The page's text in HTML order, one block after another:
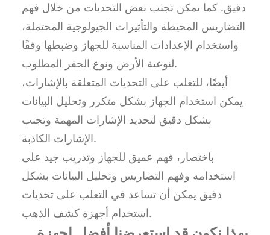
دقيق. كما يمكن تجنب بعض التحديات من خلال فهم
التضاريس المحيطة والتأثيرات الجيولوجية المحتملة،
واستخدام الإعدادات المناسبة للجهاز وضبطها وفقًا
لنوعية الأرض ونوع الحفر المطلوب.
أيضًا، للتغلب على التحديات المتعلقة بالإشارات،
يمكن استخدام الجهاز بشكل متكرر وتحليل البيانات
بشكل دقيق لتحديد الإشارات المهمة وتجنب
الإشارات الكاذبة.
باختصار، فهم عميق للجهاز وتدريب جيد على
استخدامه وفهم التضاريس وتحليل البيانات بشكل
دقيق يمكن أن تساعد في التغلب على تحديات
استخدام أجهزة كشف الذهب.